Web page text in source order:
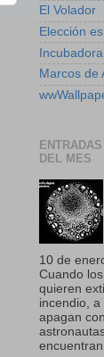
El Volador
Elección
Marcos de
DEL MES
10 de
Cuando
quieren
incendio, a
apagan
encuentran